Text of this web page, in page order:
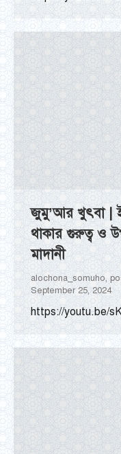
জুমু’আর খুৎবা |
থাকার গুরুত্ব ও
মাদানী
alochona_somuho,
September 25, 2024
https://youtu.be/